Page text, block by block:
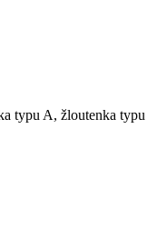
typu A, žloutenka typu